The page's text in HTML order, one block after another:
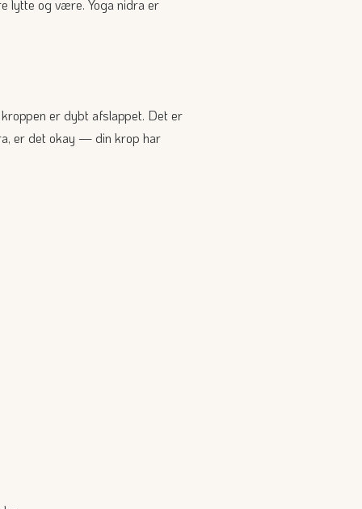
lytte og være. Yoga nidra er
er dybt afslappet. Det er
er det okay — din krop har